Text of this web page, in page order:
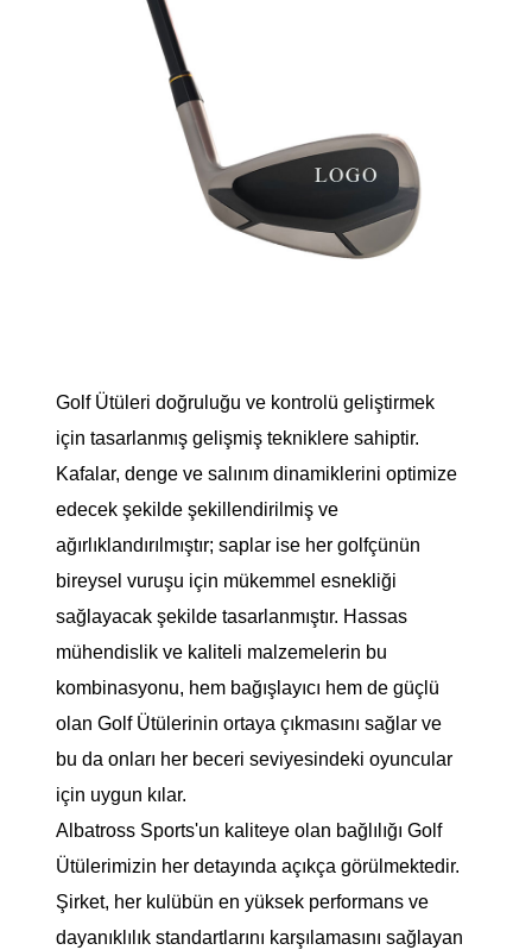
Golf Ütüleri doğruluğu ve kontrolü geliştirmek
için tasarlanmış gelişmiş tekniklere sahiptir.
Kafalar, denge ve salınım dinamiklerini optimize
edecek şekilde şekillendirilmiş ve
ağırlıklandırılmıştır; saplar ise her golfçünün
bireysel vuruşu için mükemmel esnekliği
sağlayacak şekilde tasarlanmıştır. Hassas
mühendislik ve kaliteli malzemelerin bu
kombinasyonu, hem bağışlayıcı hem de güçlü
olan Golf Ütülerinin ortaya çıkmasını sağlar ve
bu da onları her beceri seviyesindeki oyuncular
için uygun kılar.
Albatross Sports'un kaliteye olan bağlılığı Golf
Ütülerimizin her detayında açıkça görülmektedir.
Şirket, her kulübün en yüksek performans ve
dayanıklılık standartlarını karşılamasını sağlayan